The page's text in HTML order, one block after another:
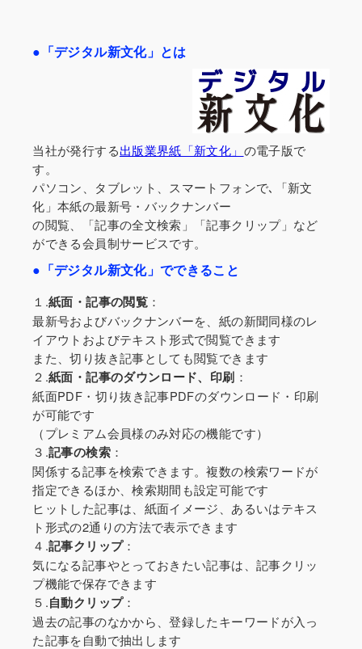
●「デジタル新文化」とは
当社が発行する出版業界紙「新文化」 の電子版で
す。
パソコン、タブレット、スマートフォンで､「新文
化」本紙の最新号・バックナンバー
の閲覧、「記事の全文検索」「記事クリップ」など
ができる会員制サービスです。
●「デジタル新文化」でできること
１.紙面・記事の閲覧 ：
最新号およびバックナンバーを、紙の新聞同様のレ
イアウトおよびテキスト形式で閲覧できます
また、切り抜き記事としても閲覧できます
２.紙面・記事のダウンロード、印刷 ：
紙面PDF・切り抜き記事PDFのダウンロード・印刷
が可能です
（プレミアム会員様のみ対応の機能です）
３.記事の検索：
関係する記事を検索できます。複数の検索ワードが
指定できるほか、検索期間も設定可能です
ヒットした記事は、紙面イメージ、あるいはテキス
ト形式の2通りの方法で表示できます
４.記事クリップ：
気になる記事やとっておきたい記事は、記事クリッ
プ機能で保存できます
５.自動クリップ：
過去の記事のなかから、登録したキーワードが入っ
た記事を自動で抽出します